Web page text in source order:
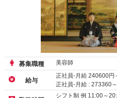
募集職種 美容師
給与
正社員-月給 240600円
正社員-月給 : 273360～
シフト制 例 11:00～